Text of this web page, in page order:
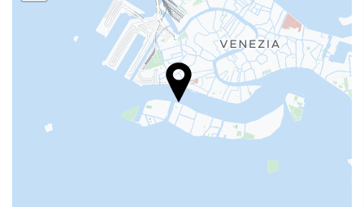
napozóágyak vagy székek
pezsgőfürdő | masszázsmedence